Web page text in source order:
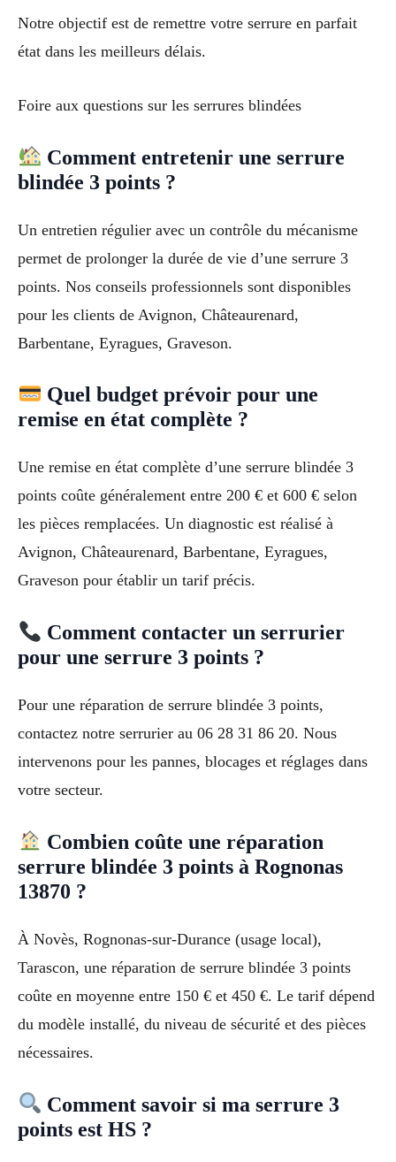
Notre objectif est de remettre votre serrure en parfait
état dans les meilleurs délais.
Foire aux questions sur les serrures blindées
Comment entretenir une serrure
blindée 3 points ?
Un entretien régulier avec un contrôle du mécanisme
permet de prolonger la durée de vie d’une serrure 3
points. Nos conseils professionnels sont disponibles
pour les clients de Avignon, Châteaurenard,
Barbentane, Eyragues, Graveson.
Quel budget prévoir pour une
remise en état complète ?
Une remise en état complète d’une serrure blindée 3
points coûte généralement entre 200 € et 600 € selon
les pièces remplacées. Un diagnostic est réalisé à
Avignon, Châteaurenard, Barbentane, Eyragues,
Graveson pour établir un tarif précis.
Comment contacter un serrurier
pour une serrure 3 points ?
Pour une réparation de serrure blindée 3 points,
contactez notre serrurier au 06 28 31 86 20. Nous
intervenons pour les pannes, blocages et réglages dans
votre secteur.
Combien coûte une réparation
serrure blindée 3 points à Rognonas
13870 ?
À Novès, Rognonas-sur-Durance (usage local),
Tarascon, une réparation de serrure blindée 3 points
coûte en moyenne entre 150 € et 450 €. Le tarif dépend
du modèle installé, du niveau de sécurité et des pièces
nécessaires.
Comment savoir si ma serrure 3
points est HS ?